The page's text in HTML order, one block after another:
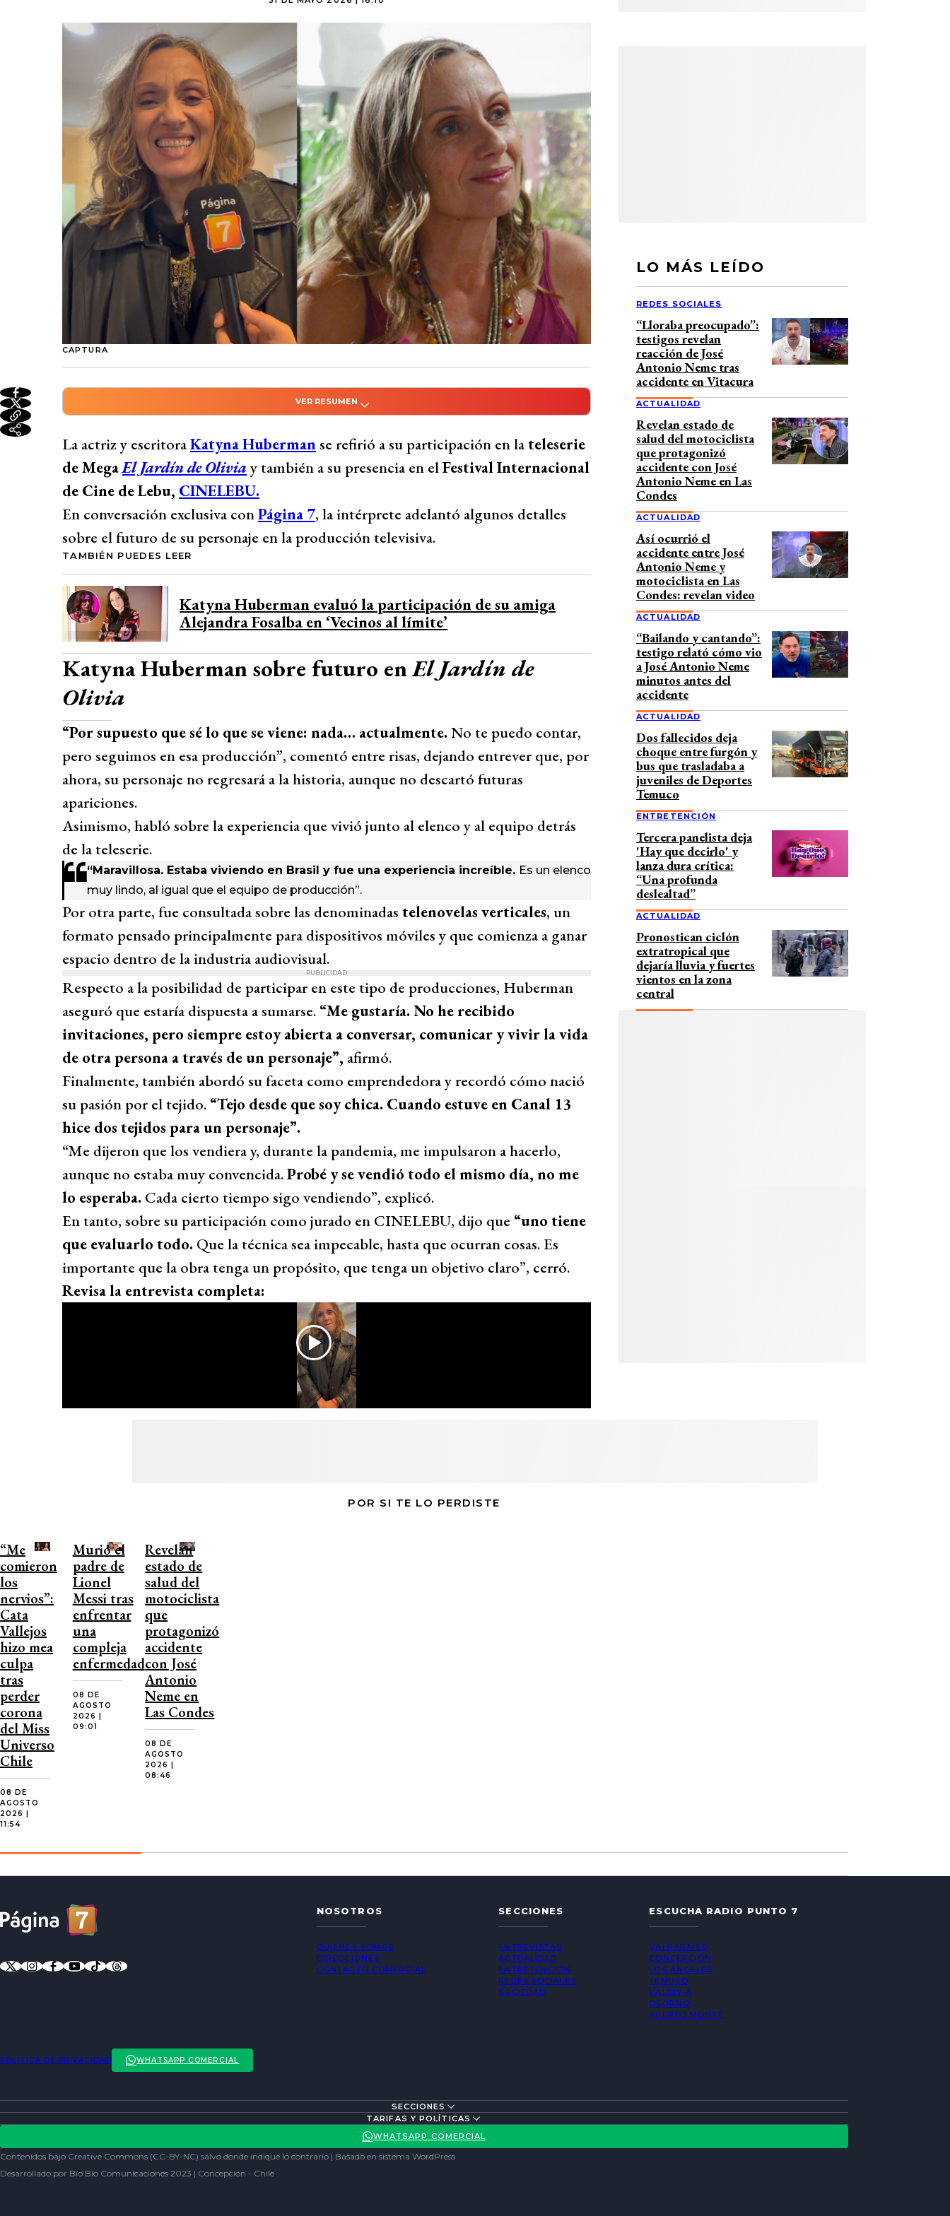
CAPTURA
VER RESUMEN
Katyna Huberman adelantó que su personaje no regresará pronto a “El Jardín de
Olivia” de Mega, aunque no descartó futuras apariciones. La actriz también expresó
interés en participar en telenovelas verticales y recordó su pasión por el tejido, que la
llevó a emprender durante la pandemia. Como jurado en CINELEBU, destacó la
importancia de que una obra tenga un propósito claro.
Desarrollado por Bío Bío Comunicaciones
La actriz y escritoraKatyna Hubermanse refirió a su participación en lateleserie
de MegaEl Jardín de Olivia y también a su presencia en elFestival Internacional
de Cine de Lebu, CINELEBU.
En conversación exclusiva conPágina 7, la intérprete adelantó algunos detalles
sobre el futuro de su personaje en la producción televisiva.
TAMBIÉN PUEDES LEER
Katyna Huberman evaluó la participación de su amiga
Alejandra Fosalba en ‘Vecinos al límite’
Katyna Huberman sobre futuro enEl Jardín de
Olivia
“Por supuesto que sé lo que se viene: nada… actualmente. No te puedo contar,
pero seguimos en esa producción”, comentó entre risas, dejando entrever que, por
ahora, su personaje no regresará a la historia, aunque no descartó futuras
apariciones.
Asimismo, habló sobre la experiencia que vivió junto al elenco y al equipo detrás
de la teleserie.
“Maravillosa. Estaba viviendo en Brasil y fue una experiencia increíble. Es un elenco
muy lindo, al igual que el equipo de producción”.
Por otra parte, fue consultada sobre las denominadas telenovelas verticales, un
formato pensado principalmente para dispositivos móviles y que comienza a ganar
espacio dentro de la industria audiovisual.
PUBLICIDAD
Respecto a la posibilidad de participar en este tipo de producciones, Huberman
aseguró que estaría dispuesta a sumarse. “Me gustaría. No he recibido
invitaciones, pero siempre estoy abierta a conversar, comunicar y vivir la vida
de otra persona a través de un personaje”, afirmó.
Finalmente, también abordó su faceta como emprendedora y recordó cómo nació
su pasión por el tejido. “Tejo desde que soy chica. Cuando estuve en Canal 13
hice dos tejidos para un personaje”.
“Me dijeron que los vendiera y, durante la pandemia, me impulsaron a hacerlo,
aunque no estaba muy convencida.Probé y se vendió todo el mismo día, no me
lo esperaba. Cada cierto tiempo sigo vendiendo”, explicó.
En tanto, sobre su participación como jurado en CINELEBU, dijo que “uno tiene
que evaluarlo todo. Que la técnica sea impecable, hasta que ocurran cosas. Es
importante que la obra tenga un propósito, que tenga un objetivo claro”, cerró.
Revisa la entrevista completa:
LO MÁS LEÍDO
REDES SOCIALES
“Lloraba preocupado”:
testigos revelan
reacción de José
Antonio Neme tras
accidente en Vitacura
ACTUALIDAD
Revelan estado de
salud del motociclista
que protagonizó
accidente con José
Antonio Neme en Las
Condes
ACTUALIDAD
Así ocurrió el
accidente entre José
Antonio Neme y
motociclista en Las
Condes: revelan video
ACTUALIDAD
“Bailando y cantando”:
testigo relató cómo vio
a José Antonio Neme
minutos antes del
accidente
ACTUALIDAD
Dos fallecidos deja
choque entre furgón y
bus que trasladaba a
juveniles de Deportes
Temuco
ENTRETENCIÓN
Tercera panelista deja
'Hay que decirlo' y
lanza dura crítica:
“Una profunda
deslealtad”
ACTUALIDAD
Pronostican ciclón
extratropical que
dejaría lluvia y fuertes
vientos en la zona
central
POR SI TE LO PERDISTE
“Me
comieron
los
nervios”:
Cata
Vallejos
hizo mea
culpa
tras
perder
corona
del Miss
Universo
Chile
08 DE
AGOSTO
2026 |
11:54
Murió el
padre de
Lionel
Messi tras
enfrentar
una
compleja
enfermedad
08 DE
AGOSTO
2026 |
09:01
Revelan
estado de
salud del
motociclista
que
protagonizó
accidente
con José
Antonio
Neme en
Las Condes
08 DE
AGOSTO
2026 |
08:46
NOSOTROS
QUIÉNES SOMOS
DIRECCIONES
CONTACTO COMERCIAL
SECCIONES
ENTREVISTAS
ACTUALIDAD
ENTRETENCIÓN
REDES SOCIALES
SOCIEDAD
ESCUCHA RADIO PUNTO 7
VALPARAÍSO
CONCEPCIÓN
LOS ÁNGELES
TEMUCO
VALDIVIA
OSORNO
PUERTO MONTT
POLÍTICA DE PRIVACIDAD WHATSAPP COMERCIAL
SECCIONES
ACTUALIDAD
REDES SOCIALES
TARIFAS Y POLÍTICAS
POLÍTICA DE PRIVACIDAD
WHATSAPP COMERCIAL
Contenidos bajo Creative Commons (CC-BY-NC) salvo donde indique lo contrario | Basado en sistema WordPress
Desarrollado por Bío Bío Comunicaciones 2023 | Concepción - Chile